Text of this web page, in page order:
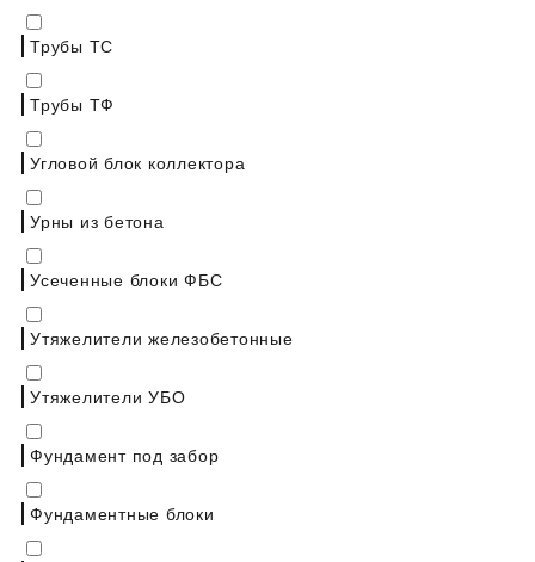
Трубы ТС
Трубы ТФ
Угловой блок коллектора
Урны из бетона
Усеченные блоки ФБС
Утяжелители железобетонные
Утяжелители УБО
Фундамент под забор
Фундаментные блоки